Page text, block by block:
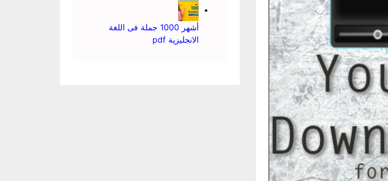
أشهر 1000 جملة فى اللغة
الانجليزية pdf